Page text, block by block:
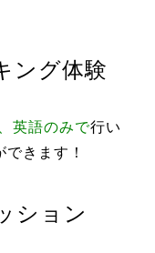
ング体験
英語のみで行い
きます！
ション